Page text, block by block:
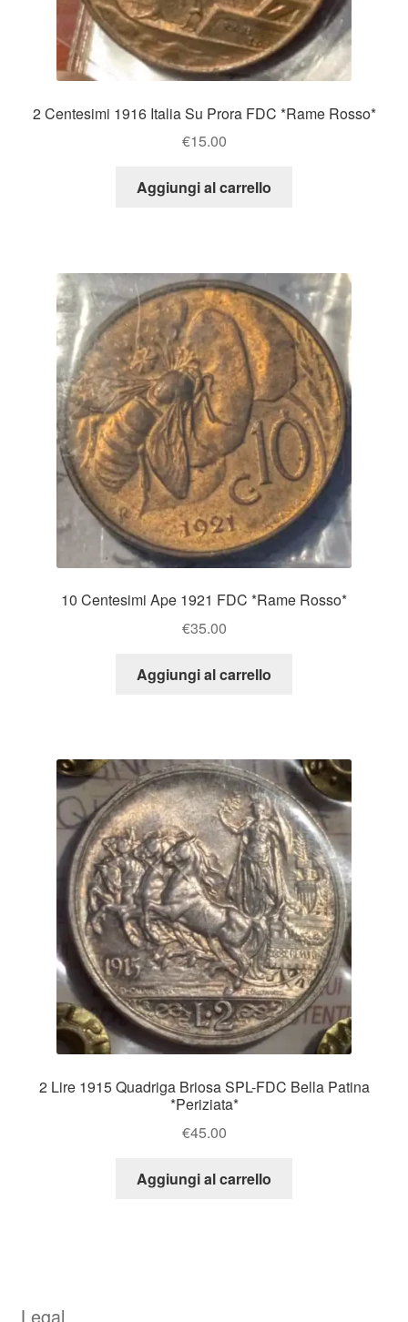
2 Centesimi 1916 Italia Su Prora FDC *Rame Rosso*
€15.00
Aggiungi al carrello
10 Centesimi Ape 1921 FDC *Rame Rosso*
€35.00
Aggiungi al carrello
2 Lire 1915 Quadriga Briosa SPL-FDC Bella Patina
*Periziata*
€45.00
Aggiungi al carrello
Legal